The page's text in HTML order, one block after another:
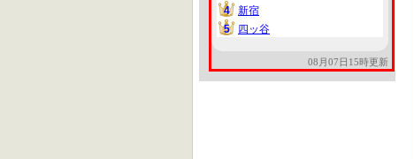
4
4
新宿
5
5 四ッ谷
08月07日15時更新